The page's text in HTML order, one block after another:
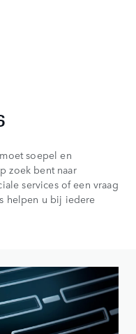
soepel en
zoek bent naar
services of een vraag
helpen u bij iedere